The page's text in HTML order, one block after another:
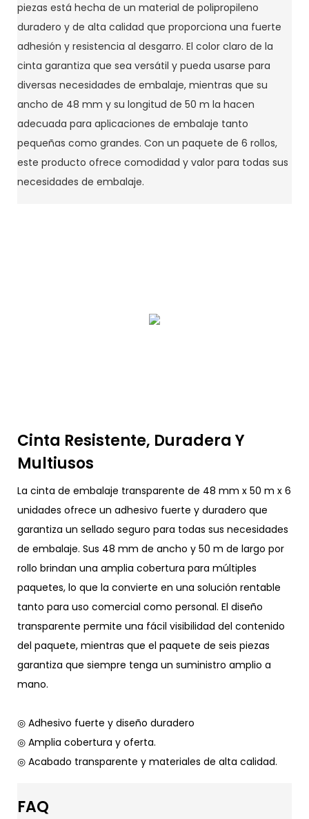
piezas está hecha de un material de polipropileno
duradero y de alta calidad que proporciona una fuerte
adhesión y resistencia al desgarro. El color claro de la
cinta garantiza que sea versátil y pueda usarse para
diversas necesidades de embalaje, mientras que su
ancho de 48 mm y su longitud de 50 m la hacen
adecuada para aplicaciones de embalaje tanto
pequeñas como grandes. Con un paquete de 6 rollos,
este producto ofrece comodidad y valor para todas sus
necesidades de embalaje.
Cinta Resistente, Duradera Y
Multiusos
La cinta de embalaje transparente de 48 mm x 50 m x 6
unidades ofrece un adhesivo fuerte y duradero que
garantiza un sellado seguro para todas sus necesidades
de embalaje. Sus 48 mm de ancho y 50 m de largo por
rollo brindan una amplia cobertura para múltiples
paquetes, lo que la convierte en una solución rentable
tanto para uso comercial como personal. El diseño
transparente permite una fácil visibilidad del contenido
del paquete, mientras que el paquete de seis piezas
garantiza que siempre tenga un suministro amplio a
mano.
◎ Adhesivo fuerte y diseño duradero
◎ Amplia cobertura y oferta.
◎ Acabado transparente y materiales de alta calidad.
FAQ